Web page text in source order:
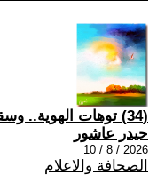
(34) توهات الهوية.. وسقوط الأقنعة.. ووهم البطل
حيدر عاشور
2026 / 8 / 10
الصحافة والاعلام